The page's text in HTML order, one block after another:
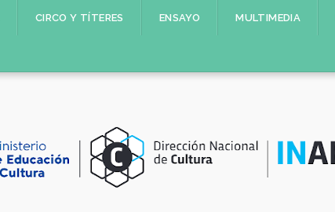
CIRCO Y TÍTERES ENSAYO MULTIMEDIA